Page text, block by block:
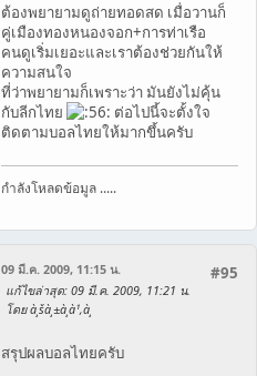
ต้องพยายามดูถ่ายทอดสด เมื่อวานก็
คู่เมืองทองหนองจอก+การท่าเรือ
คนดูเริ่มเยอะและเราต้องช่วยกันให้
ความสนใจ
ที่ว่าพยายามก็เพราะว่า มันยังไม่คุ้น
กับลีกไทย
ต่อไปนี้จะตั้งใจ
ติดตามบอลไทยให้มากขึ้นครับ
กำลังโหลดข้อมูล .....
#95
09 มี.ค. 2009, 11:15 น.
แก้ไขล่าสุด: 09 มี.ค. 2009, 11:21 น.
โดย à¸šà¸±à¸à¹‚à¸­
สรุปผลบอลไทยครับ